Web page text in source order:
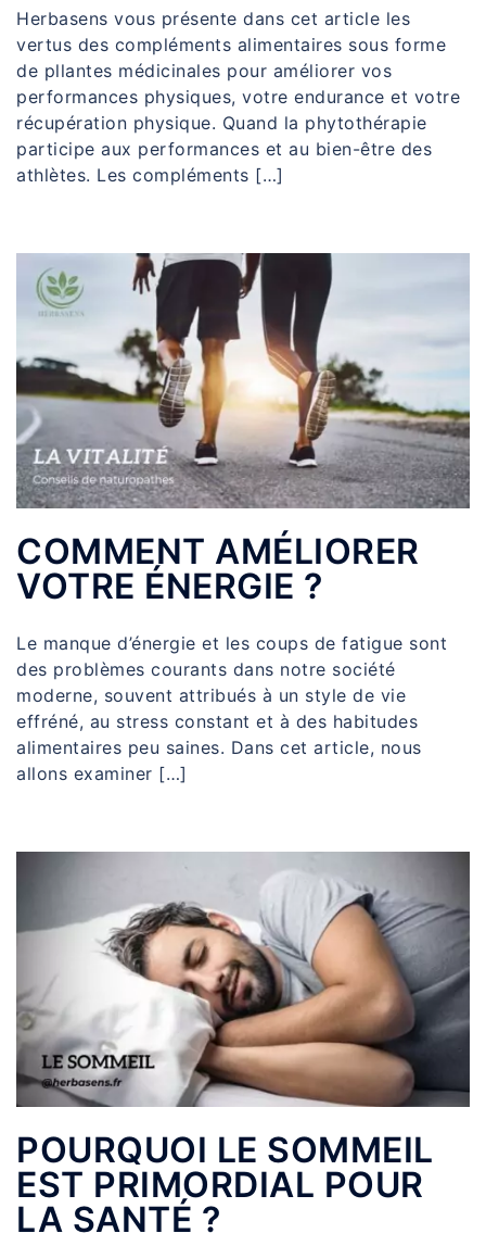
Herbasens vous présente dans cet article les
vertus des compléments alimentaires sous forme
de pllantes médicinales pour améliorer vos
performances physiques, votre endurance et votre
récupération physique. Quand la phytothérapie
participe aux performances et au bien-être des
athlètes. Les compléments […]
COMMENT AMÉLIORER
VOTRE ÉNERGIE ?
Le manque d’énergie et les coups de fatigue sont
des problèmes courants dans notre société
moderne, souvent attribués à un style de vie
effréné, au stress constant et à des habitudes
alimentaires peu saines. Dans cet article, nous
allons examiner […]
POURQUOI LE SOMMEIL
EST PRIMORDIAL POUR
LA SANTÉ ?